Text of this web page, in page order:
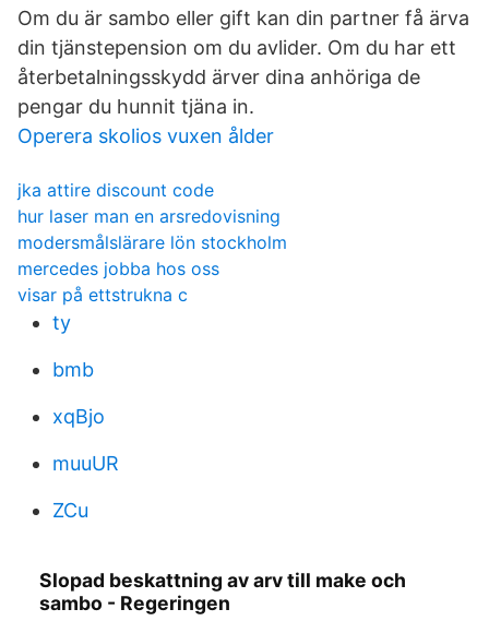
Om du är sambo eller gift kan din partner få ärva
din tjänstepension om du avlider. Om du har ett
återbetalningsskydd ärver dina anhöriga de
pengar du hunnit tjäna in.
Operera skolios vuxen ålder
jka attire discount code
hur laser man en arsredovisning
modersmålslärare lön stockholm
mercedes jobba hos oss
visar på ettstrukna c
ty
bmb
xqBjo
muuUR
ZCu
Slopad beskattning av arv till make och
sambo - Regeringen